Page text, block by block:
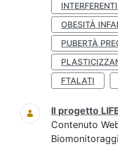
OBESITÀ
PUBERTÀ
FTALATI
Il progetto
Contenuto